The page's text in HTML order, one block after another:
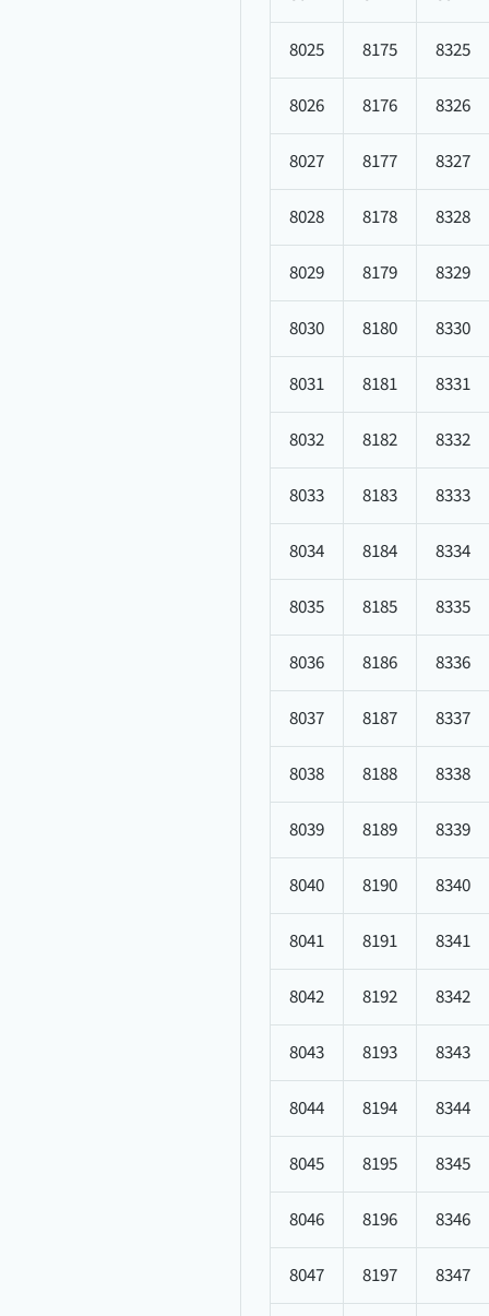
8025 8175 8325
8026 8176 8326
8027 8177 8327
8028 8178 8328
8029 8179 8329
8030 8180 8330
8031 8181 8331
8032 8182 8332
8033 8183 8333
8034 8184 8334
8035 8185 8335
8036 8186 8336
8037 8187 8337
8038 8188 8338
8039 8189 8339
8040 8190 8340
8041 8191 8341
8042 8192 8342
8043 8193 8343
8044 8194 8344
8045 8195 8345
8046 8196 8346
8047 8197 8347